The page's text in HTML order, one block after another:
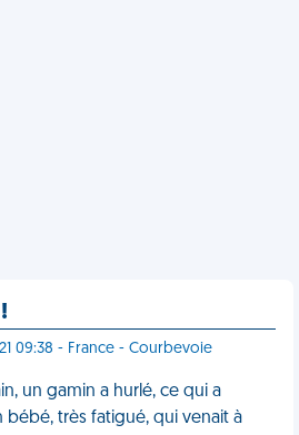
09:38 - France - Courbevoie
un gamin a hurlé, ce qui a
bébé, très fatigué, qui venait à